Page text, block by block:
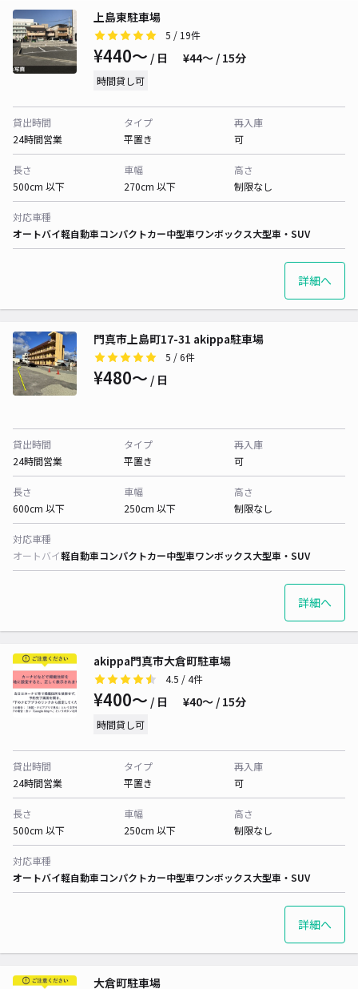
上島東駐車場
5 / 19件
¥440〜 / 日 ¥44〜 / 15分
時間貸し可
貸出時間
24時間営業
タイプ
平置き
再入庫
可
長さ
500cm 以下
車幅
270cm 以下
高さ
制限なし
対応車種
オートバイ軽自動車コンパクトカー中型車ワンボックス大型車・SUV
詳細へ
門真市上島町17-31 akippa駐車場
5 / 6件
¥480〜 / 日
貸出時間
24時間営業
タイプ
平置き
再入庫
可
長さ
600cm 以下
車幅
250cm 以下
高さ
制限なし
対応車種
オートバイ軽自動車コンパクトカー中型車ワンボックス大型車・SUV
詳細へ
akippa門真市大倉町駐車場
4.5 / 4件
¥400〜 / 日 ¥40〜 / 15分
時間貸し可
貸出時間
24時間営業
タイプ
平置き
再入庫
可
長さ
500cm 以下
車幅
250cm 以下
高さ
制限なし
対応車種
オートバイ軽自動車コンパクトカー中型車ワンボックス大型車・SUV
詳細へ
大倉町駐車場